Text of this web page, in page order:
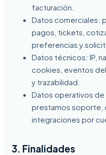
facturación.
Datos comerciales:
pagos, tickets,
preferencias y
Datos técnicos: IP,
cookies, eventos
y trazabilidad.
Datos operativos de
prestamos soporte,
integraciones por
3. Finalidades